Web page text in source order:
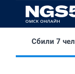
Сбили 7